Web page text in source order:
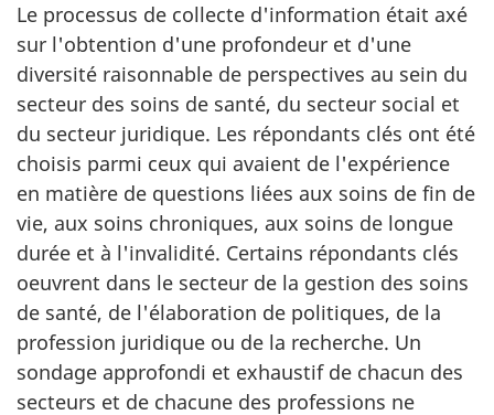
Le processus de collecte d'information était axé
sur l'obtention d'une profondeur et d'une
diversité raisonnable de perspectives au sein du
secteur des soins de santé, du secteur social et
du secteur juridique. Les répondants clés ont été
choisis parmi ceux qui avaient de l'expérience
en matière de questions liées aux soins de fin de
vie, aux soins chroniques, aux soins de longue
durée et à l'invalidité. Certains répondants clés
oeuvrent dans le secteur de la gestion des soins
de santé, de l'élaboration de politiques, de la
profession juridique ou de la recherche. Un
sondage approfondi et exhaustif de chacun des
secteurs et de chacune des professions ne